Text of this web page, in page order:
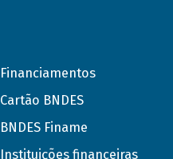
Financiamentos
Cartão BNDES
BNDES Finame
Instituições financeiras